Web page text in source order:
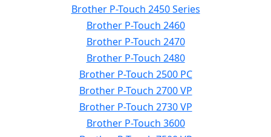
Brother P-Touch 2450 Series
Brother P-Touch 2460
Brother P-Touch 2470
Brother P-Touch 2480
Brother P-Touch 2500 PC
Brother P-Touch 2700 VP
Brother P-Touch 2730 VP
Brother P-Touch 3600